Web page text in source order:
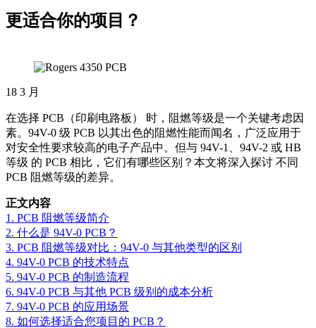
更适合你的项目？
18 3 月
在选择 PCB（印刷电路板） 时，阻燃等级是一个关键考虑因
素。94V-0 级 PCB 以其出色的阻燃性能而闻名，广泛应用于
对安全性要求较高的电子产品中。但与 94V-1、94V-2 或 HB
等级 的 PCB 相比，它们有哪些区别？本文将深入探讨 不同
PCB 阻燃等级的差异。
正文内容
1. PCB 阻燃等级简介
2. 什么是 94V-0 PCB？
3. PCB 阻燃等级对比：94V-0 与其他类型的区别
4. 94V-0 PCB 的技术特点
5. 94V-0 PCB 的制造流程
6. 94V-0 PCB 与其他 PCB 级别的成本分析
7. 94V-0 PCB 的应用场景
8. 如何选择适合您项目的 PCB？